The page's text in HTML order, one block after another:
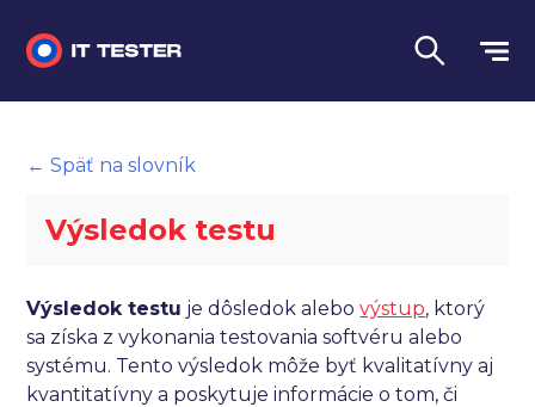
Automatizované testovanie
Performance testing
Interview otázky na pohovor
Slovník
← Späť na slovník
Výsledok testu
Výsledok testu je dôsledok alebovýstup, ktorý
sa získa z vykonania testovania softvéru alebo
systému. Tento výsledok môže byť kvalitatívny aj
kvantitatívny a poskytuje informácie o tom, či